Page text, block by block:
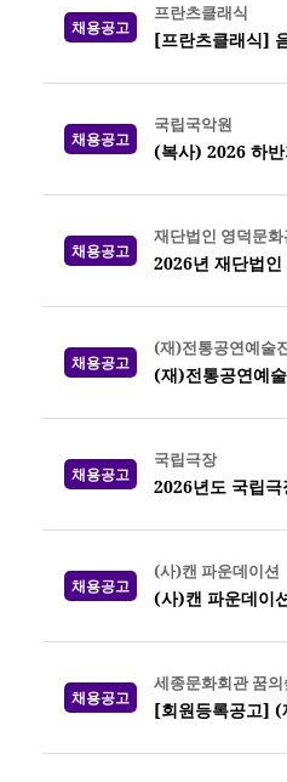
채용공고
프란츠클래식
[프란츠클래식]
채용공고
국립국악원
(복사) 2026 하
채용공고
재단법인 영덕문
2026년 재단법
채용공고
(재)전통공연예술
(재)전통공연예
채용공고
국립극장
2026년도 국립
채용공고
(사)캔 파운데이션
(사)캔 파운데이
채용공고
세종문화회관 꿈
[회원등록공고] (